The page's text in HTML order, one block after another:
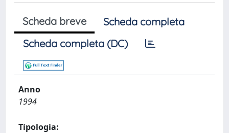
Scheda breve
Scheda completa
Scheda completa (DC)
Anno
1994
Tipologia: